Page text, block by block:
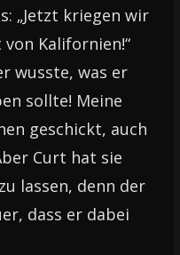
„Jetzt kriegen wir
Kalifornien!“
wusste, was er
sollte! Meine
geschickt, auch
Curt hat sie
lassen, denn der
dass er dabei